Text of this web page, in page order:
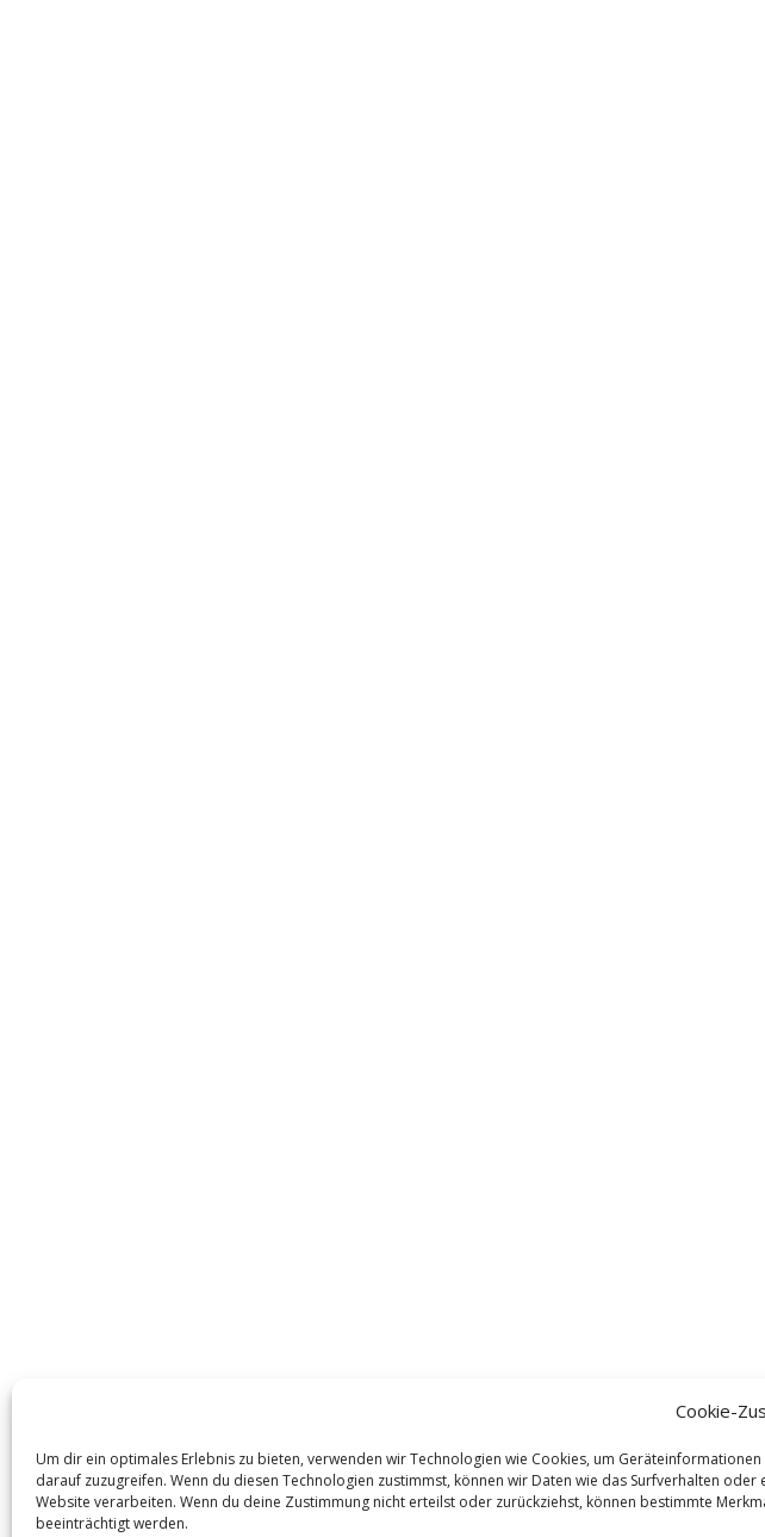
Cookie-
Um dir ein optimales Erlebnis zu bieten, verwenden wir Technologien wie Cookies, um
darauf zuzugreifen. Wenn du diesen Technologien zustimmst, können wir Daten wie das Surfverhalten oder
Website verarbeiten. Wenn du deine Zustimmung nicht erteilst oder zurückziehst, können bestimmte
beeinträchtigt werden.